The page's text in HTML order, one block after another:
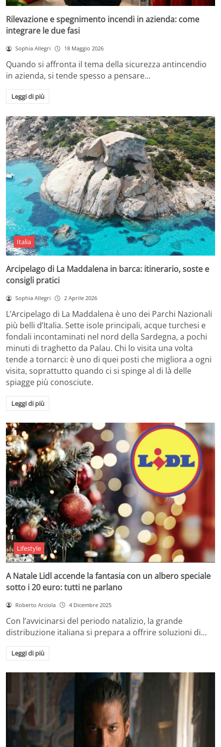
Rilevazione e spegnimento incendi in azienda: come
integrare le due fasi
Sophia Allegri 18 Maggio 2026
Quando si affronta il tema della sicurezza antincendio
in azienda, si tende spesso a pensare…
Leggi di più
Italia
Arcipelago di La Maddalena in barca: itinerario, soste e
consigli pratici
Sophia Allegri 2 Aprile 2026
L’Arcipelago di La Maddalena è uno dei Parchi Nazionali
più belli d’Italia. Sette isole principali, acque turchesi e
fondali incontaminati nel nord della Sardegna, a pochi
minuti di traghetto da Palau. Chi lo visita una volta
tende a tornarci: è uno di quei posti che migliora a ogni
visita, soprattutto quando ci si spinge al di là delle
spiagge più conosciute.
Leggi di più
Lifestyle
A Natale Lidl accende la fantasia con un albero speciale
sotto i 20 euro: tutti ne parlano
Roberto Arciola 4 Dicembre 2025
Con l’avvicinarsi del periodo natalizio, la grande
distribuzione italiana si prepara a offrire soluzioni di…
Leggi di più